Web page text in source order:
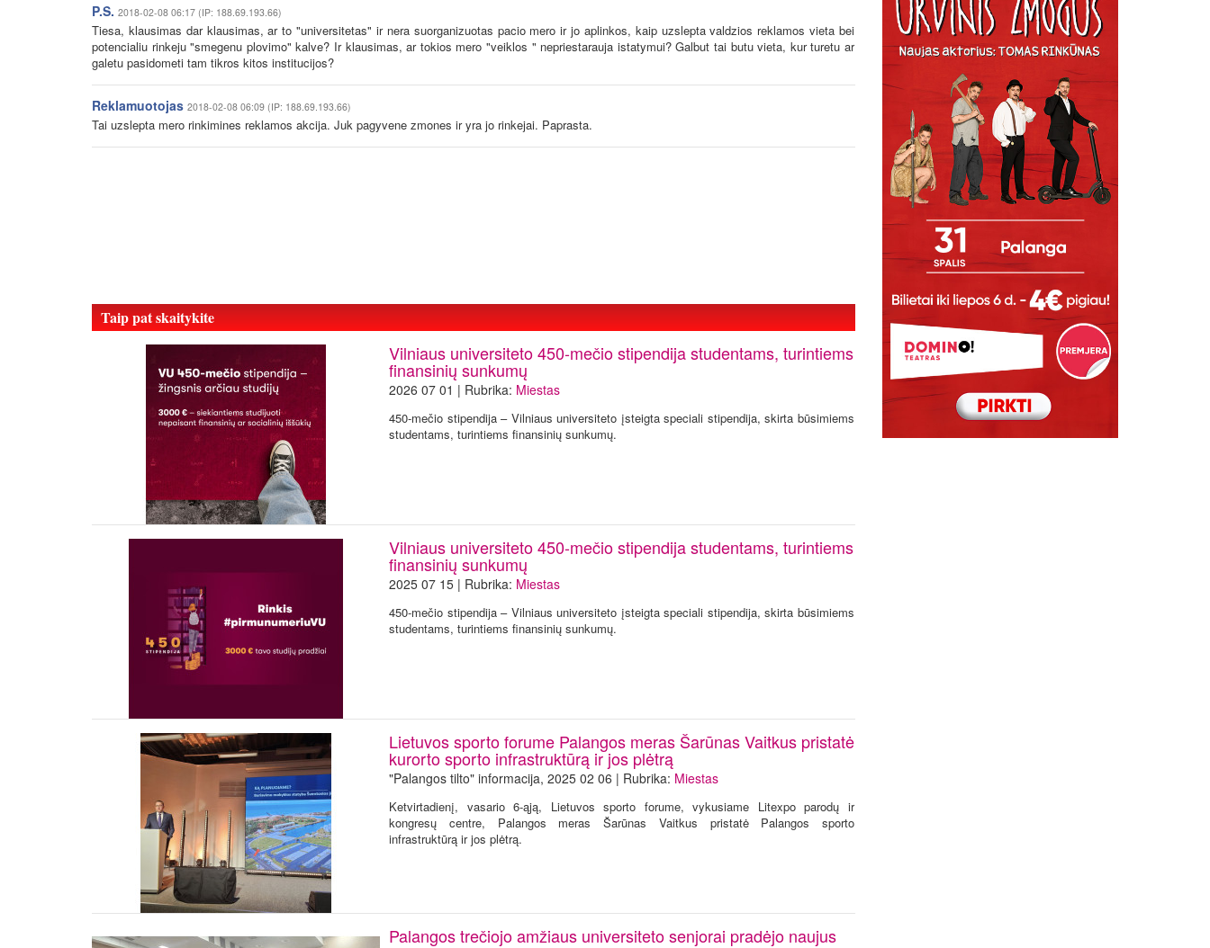
P.S. 2018-02-08 06:17 (IP: 188.69.193.66)
Tiesa, klausimas dar klausimas, ar to "universitetas" ir nera suorganizuotas pacio mero ir jo aplinkos, kaip uzslepta valdzios reklamos vieta bei
potencialiu rinkeju "smegenu plovimo" kalve? Ir klausimas, ar tokios mero "veiklos " nepriestarauja istatymui? Galbut tai butu vieta, kur turetu ar
galetu pasidometi tam tikros kitos institucijos?
Reklamuotojas 2018-02-08 06:09 (IP: 188.69.193.66)
Tai uzslepta mero rinkimines reklamos akcija. Juk pagyvene zmones ir yra jo rinkejai. Paprasta.
Taip pat skaitykite
Vilniaus universiteto 450-mečio stipendija studentams, turintiems
finansinių sunkumų
2026 07 01 | Rubrika: Miestas
450-mečio stipendija – Vilniaus universiteto įsteigta speciali stipendija, skirta būsimiems
studentams, turintiems finansinių sunkumų.
Vilniaus universiteto 450-mečio stipendija studentams, turintiems
finansinių sunkumų
2025 07 15 | Rubrika: Miestas
450-mečio stipendija – Vilniaus universiteto įsteigta speciali stipendija, skirta būsimiems
studentams, turintiems finansinių sunkumų.
Lietuvos sporto forume Palangos meras Šarūnas Vaitkus pristatė
kurorto sporto infrastruktūrą ir jos plėtrą
"Palangos tilto" informacija, 2025 02 06 | Rubrika: Miestas
Ketvirtadienį, vasario 6-ąją, Lietuvos sporto forume, vykusiame Litexpo parodų ir
kongresų centre, Palangos meras Šarūnas Vaitkus pristatė Palangos sporto
infrastruktūrą ir jos plėtrą.
Palangos trečiojo amžiaus universiteto senjorai pradėjo naujus